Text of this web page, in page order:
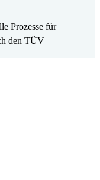
Prozesse für
den TÜV